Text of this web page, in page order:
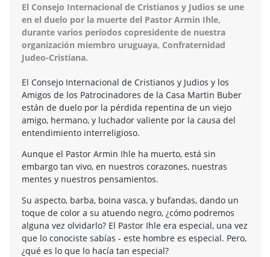
El Consejo Internacional de Cristianos y Judios se une
en el duelo por la muerte del Pastor Armin Ihle,
durante varios períodos copresidente de nuestra
organización miembro uruguaya, Confraternidad
Judeo-Cristiana.
El Consejo Internacional de Cristianos y Judios y los
Amigos de los Patrocinadores de la Casa Martin Buber
están de duelo por la pérdida repentina de un viejo
amigo, hermano, y luchador valiente por la causa del
entendimiento interreligioso.
Aunque el Pastor Armin Ihle ha muerto, está sin
embargo tan vivo, en nuestros corazones, nuestras
mentes y nuestros pensamientos.
Su aspecto, barba, boina vasca, y bufandas, dando un
toque de color a su atuendo negro, ¿cómo podremos
alguna vez olvidarlo? El Pastor Ihle era especial, una vez
que lo conociste sabías - este hombre es especial. Pero,
¿qué es lo que lo hacía tan especial?